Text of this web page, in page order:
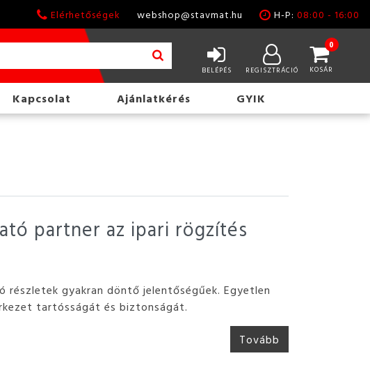
Elérhetőségek webshop@stavmat.hu H-P: 08:00 - 16:00
BELÉPÉS REGISZTRÁCIÓ
0
KOSÁR
Kapcsolat Ajánlatkérés GYIK
partner az ipari rögzítés
gyakran döntő jelentőségűek. Egyetlen
tartósságát és biztonságát.
Tovább